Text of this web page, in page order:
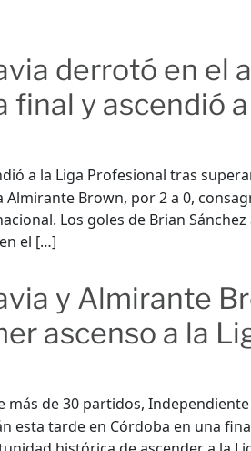
derrotó en el
y ascendió
a la Liga Profesional tras
Brown, por 2 a 0,
Los goles de Brian
el […]
y Almirante
ascenso a la
más de 30 partidos, Independiente
esta tarde en Córdoba en una